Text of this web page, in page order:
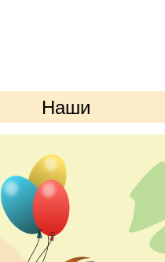
Наши
преимущества